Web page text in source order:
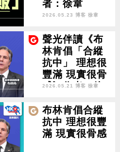
者：徐韋
2026.05.23 博客 徐韋
聲光伴讀《布
林肯倡「合縱
抗中」 理想很
豐滿 現實很骨
感》作者：徐
2026.05.21 博客 徐韋
布林肯倡合縱
抗中 理想很豐
滿 現實很骨感